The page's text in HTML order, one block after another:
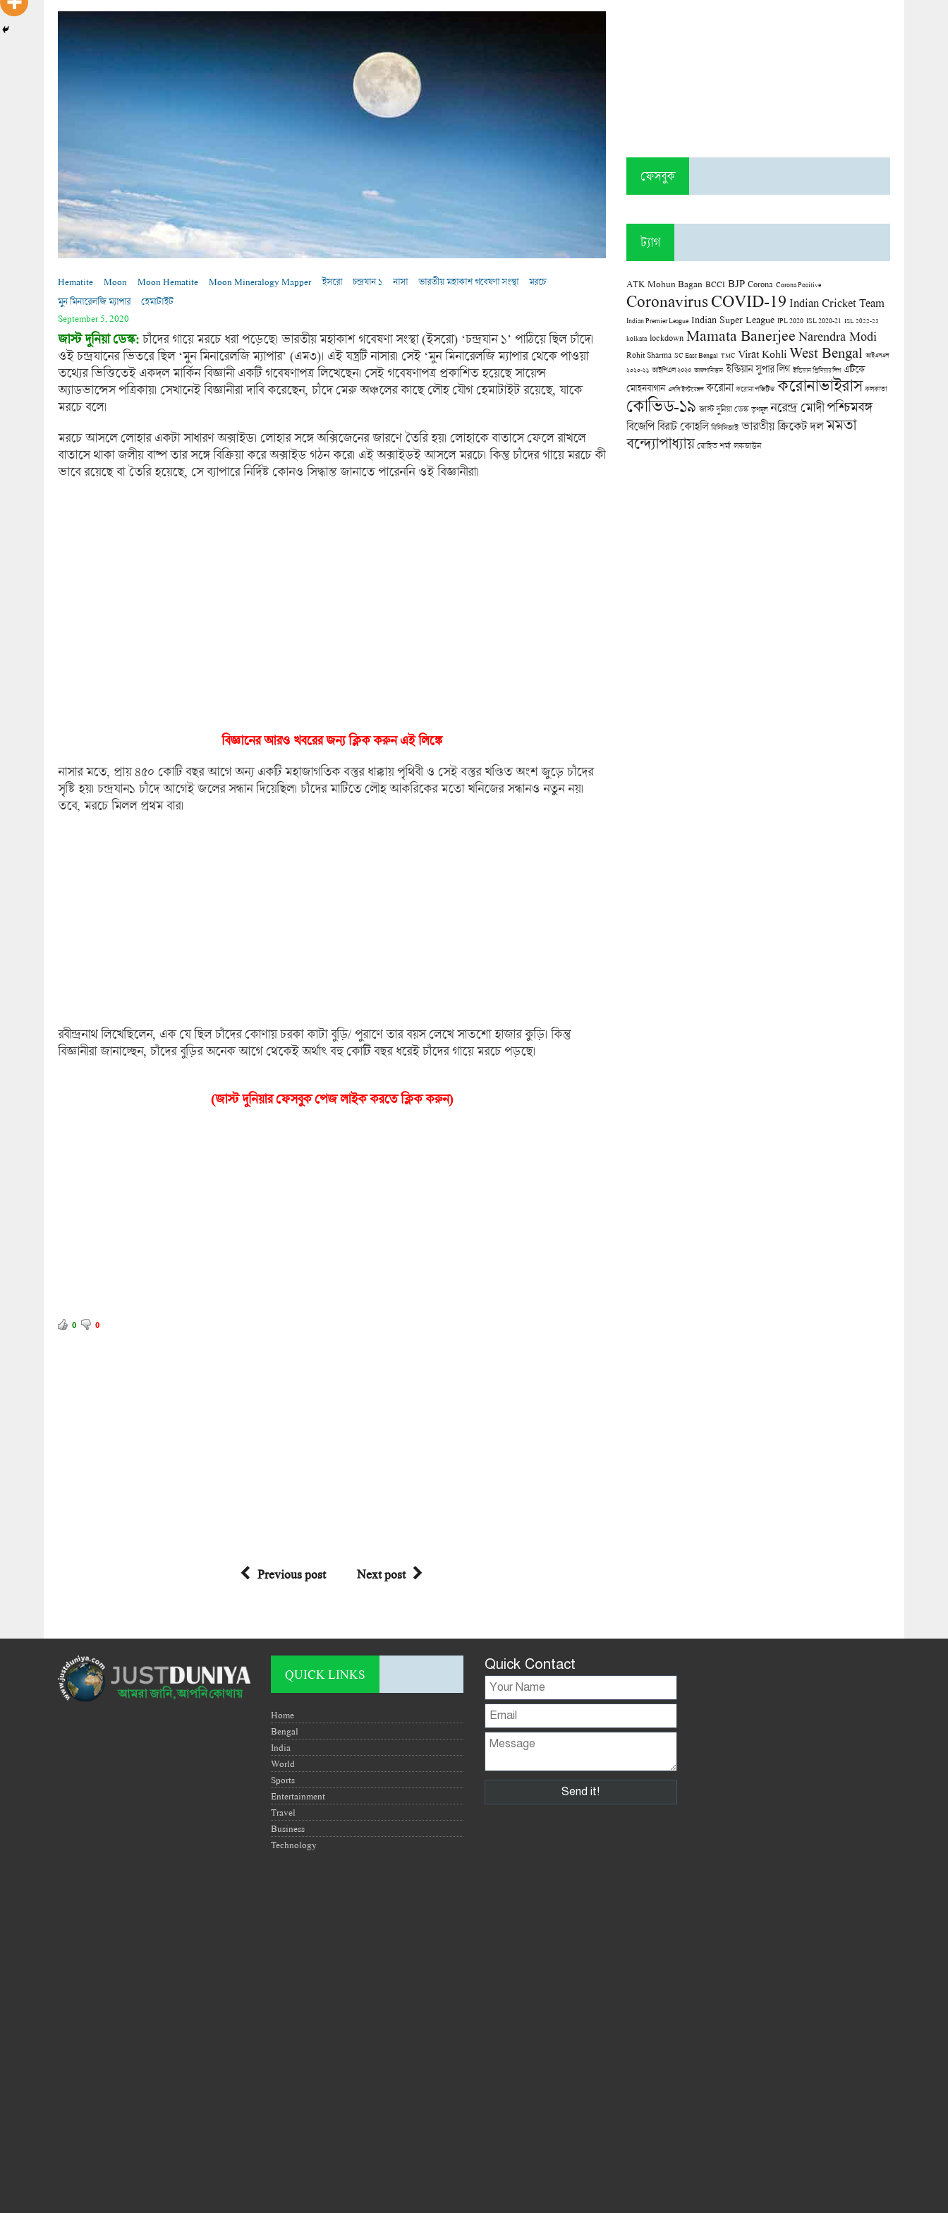
Hematite Moon Moon Hematite Moon Mineralogy Mapper ইসরো চন্দ্রযান ১ নাসা ভারতীয় মহাকাশ গবেষণা সংস্থা
মরচে
মুন মিনারেলজি ম্যাপার
হেমাটাইট
September 5, 2020
জাস্ট দুনিয়া ডেস্ক: চাঁদের গায়ে মরচে ধরা পড়েছে। ভারতীয় মহাকাশ গবেষণা সংস্থা (ইসরো) ‘চন্দ্রযান ১’ পাঠিয়ে ছিল চাঁদে।
ওই চন্দ্রযানের ভিতরে ছিল ‘মুন মিনারেলজি ম্যাপার’ (এম৩)। এই যন্ত্রটি নাসার। সেই ‘মুন মিনারেলজি ম্যাপার থেকে পাওয়া
তথ্যের ভিত্তিতেই একদল মার্কিন বিজ্ঞানী একটি গবেষণাপত্র লিখেছেন। সেই গবেষণাপত্র প্রকাশিত হয়েছে সায়েন্স
অ্যাডভান্সেস পত্রিকায়। সেখানেই বিজ্ঞানীরা দাবি করেছেন, চাঁদে মেরু অঞ্চলের কাছে লৌহ যৌগ হেমাটাইট রয়েছে, যাকে
মরচে বলে।
মরচে আসলে লোহার একটা সাধারণ অক্সাইড। লোহার সঙ্গে অক্সিজেনের জারণে তৈরি হয়। লোহাকে বাতাসে ফেলে রাখলে
বাতাসে থাকা জলীয় বাষ্প তার সঙ্গে বিক্রিয়া করে অক্সাইড গঠন করে। এই অক্সাইডই আসলে মরচে। কিন্তু চাঁদের গায়ে মরচে কী
ভাবে রয়েছে বা তৈরি হয়েছে, সে ব্যাপারে নির্দিষ্ট কোনও সিদ্ধান্ত জানাতে পারেননি ওই বিজ্ঞানীরা।
বিজ্ঞানের আরও খবরের জন্য ক্লিক করুন এই লিঙ্কে
নাসার মতে, প্রায় ৪৫০ কোটি বছর আগে অন্য একটি মহাজাগতিক বস্তুর ধাক্কায় পৃথিবী ও সেই বস্তুর খণ্ডিত অংশ জুড়ে চাঁদের
সৃষ্টি হয়। চন্দ্রযান১ চাঁদে আগেই জলের সন্ধান দিয়েছিল। চাঁদের মাটিতে লৌহ আকরিকের মতো খনিজের সন্ধানও নতুন নয়।
তবে, মরচে মিলল প্রথম বার।
রবীন্দ্রনাথ লিখেছিলেন, এক যে ছিল চাঁদের কোণায় চরকা কাটা বুড়ি/ পুরাণে তার বয়স লেখে সাতশো হাজার কুড়ি। কিন্তু
বিজ্ঞানীরা জানাচ্ছেন, চাঁদের বুড়ির অনেক আগে থেকেই অর্থাৎ বহু কোটি বছর ধরেই চাঁদের গায়ে মরচে পড়ছে।
(জাস্ট দুনিয়ার ফেসবুক পেজ লাইক করতে ক্লিক করুন)
0 0
Previous post Next post
ফেসবুক
ট্যাগ
ATK Mohun Bagan BCCI BJP Corona Corona Positive
CoronavirusCOVID-19 Indian Cricket Team
Indian Premier League Indian Super League IPL 2020 ISL 2020-21 ISL 2022-23
kolkata lockdown Mamata Banerjee Narendra Modi
Rohit Sharma SC East Bengal TMC Virat Kohli West Bengal আইএসএল
২০২০-২১ আইপিএল ২০২০ আফগানিস্তান ইন্ডিয়ান সুপার লিগ ইন্ডিয়ান প্রিমিয়ার লিগ এটিকে
মোহনবাগান এসসি ইস্টবেঙ্গল করোনা করোনা পজিটিভ করোনাভাইরাস কলকাতা
কোভিড-১৯ জাস্ট দুনিয়া ডেস্ক তৃণমূল নরেন্দ্র মোদী পশ্চিমবঙ্গ
বিজেপি বিরাট কোহলি বিসিসিআই ভারতীয় ক্রিকেট দল মমতা
বন্দ্যোপাধ্যায় রোহিত শর্মা লকডাউন
QUICK LINKS
Home
Bengal
India
World
Sports
Entertainment
Travel
Business
Technology
Quick Contact